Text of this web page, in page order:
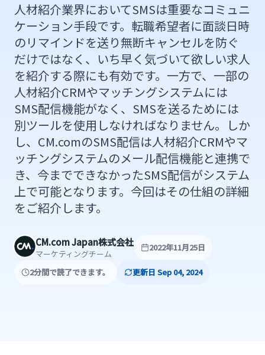
人材紹介業界においてSMSは重要なコミュニ
ケーション手段です。転職希望者に面談日時
のリマインドを送り無断キャンセルを防ぐ
だけではなく、いち早く気づいて欲しい求人
を紹介する際にも有効です。一方で、一部の
人材紹介CRMやマッチングシステムには
SMS配信機能がなく、SMSを送るためには
別ツールを使用しなければなりません。しか
し、CM.comのSMS配信は人材紹介CRMやマ
ッチングシステムのメール配信機能と連携で
き、今までできなかったSMS配信がシステム
上で可能となります。今回はその仕組の詳細
をご紹介します。
CM.com Japan株式会社
マーケティングチーム
2022年11月25日
2分間で読了できます。 更新日 Sep 04, 2024